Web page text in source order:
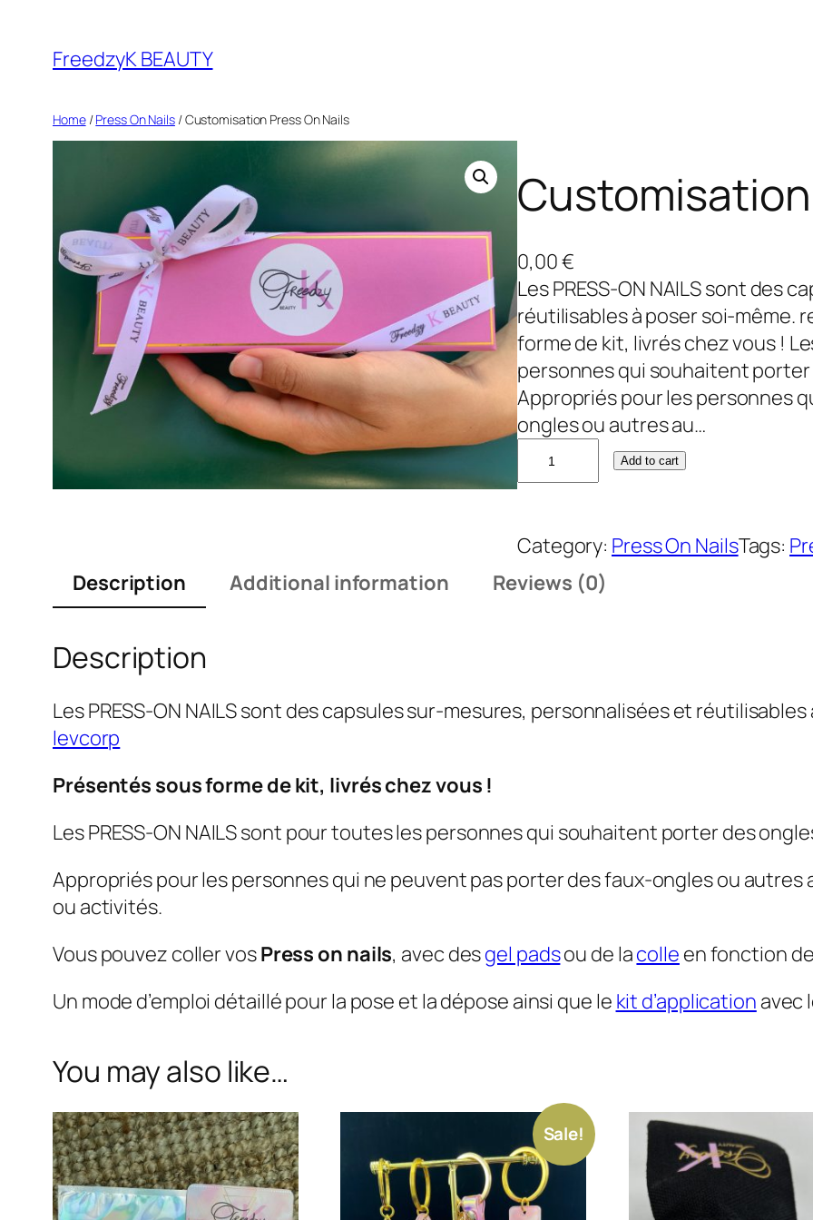
FreedzyK BEAUTY
Home/Press On Nails/ Customisation Press On Nails
0,00€
Les PRESS-ON NAILS sont des
réutilisables à poser soi-même.
forme de kit, livrés chez vous !
personnes qui souhaitent
Appropriés pour les personnes
ongles ou autres au…
Add to cart
Category: Press On NailsTags:
Description
Additional information Reviews (0)
Description
LesPRESS-ON NAILSsont des capsules sur-mesures, personnalisées et
levcorp
Présentés sous forme de kit, livrés chez vous !
LesPRESS-ON NAILSsont pour toutes les personnes qui souhaitent porter des
Appropriés pour les personnes qui ne peuvent pas porter des faux-ongles ou
ou activités.
Vous pouvez coller vosPress on nails, avec desgel padsou de lacolle en fonction
Un mode d’emploi détaillé pour la pose et la dépose ainsi que le kit d’application avec
You may also like…
Sale!